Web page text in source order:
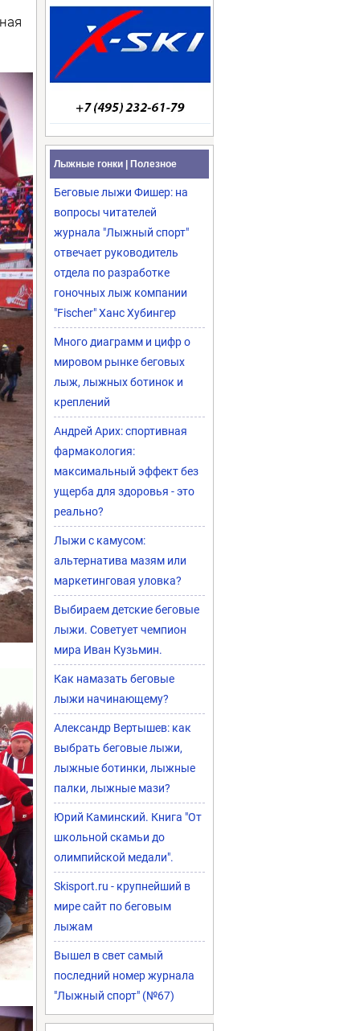
Лыжные гонки | Полезное
Беговые лыжи Фишер: на
вопросы читателей
журнала "Лыжный спорт"
отвечает руководитель
отдела по разработке
гоночных лыж компании
"Fischer" Ханс Хубингер
Много диаграмм и цифр о
мировом рынке беговых
лыж, лыжных ботинок и
креплений
Андрей Арих: спортивная
фармакология:
максимальный эффект без
ущерба для здоровья - это
реально?
Лыжи с камусом:
альтернатива мазям или
маркетинговая уловка?
Выбираем детские беговые
лыжи. Советует чемпион
мира Иван Кузьмин.
Как намазать беговые
лыжи начинающему?
Александр Вертышев: как
выбрать беговые лыжи,
лыжные ботинки, лыжные
палки, лыжные мази?
Юрий Каминский. Книга "От
школьной скамьи до
олимпийской медали".
Skisport.ru - крупнейший в
мире сайт по беговым
лыжам
Вышел в свет самый
последний номер журнала
"Лыжный спорт" (№67)